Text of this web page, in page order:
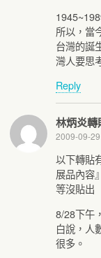
所以，當
台灣的誕
灣人要思
Reply
林炳炎轉
2009-09-29
以下轉貼
展品內容
等沒貼出
8/28下午
白說，人
很多。